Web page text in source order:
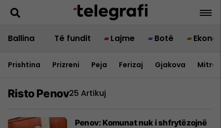
Ballina Të fundit Lajme Botë
Prishtina Prizreni Peja Ferizaj Gjakova
Risto Penov25 Artikuj
Penov: Komunat nuk i shfrytëzojnë